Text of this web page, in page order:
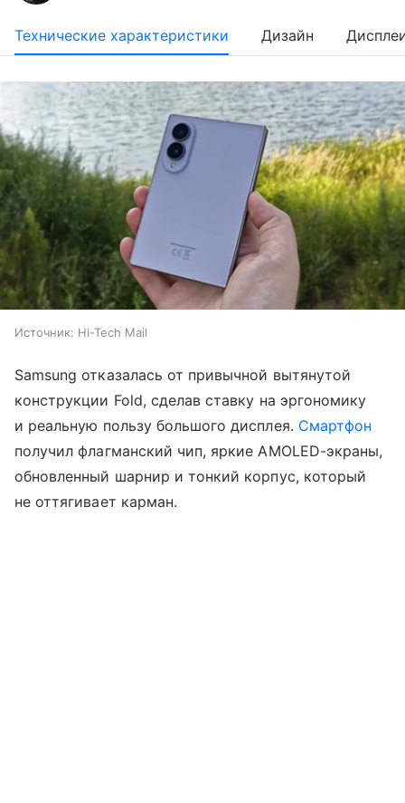
Технические характеристики Дизайн
Источник: Hi-Tech Mail
Samsung отказалась от привычной вытянутой
конструкции Fold, сделав ставку на эргономику
и реальную пользу большого дисплея. Смартфон
получил флагманский чип, яркие AMOLED-экраны,
обновленный шарнир и тонкий корпус, который
не оттягивает карман.